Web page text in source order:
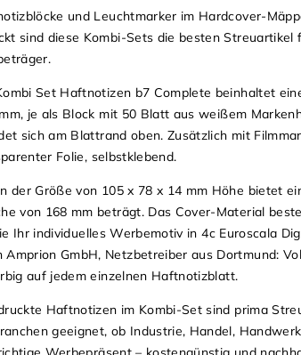
und Leuchtmarker im Hardcover-
sind diese Kombi-Sets die besten
Set Haftnotizen b7 Complete beinhaltet
je als Block mit 50 Blatt aus weißem
sich am Blattrand oben. Zusätzlich mit
Folie, selbstklebend.
der Größe von 105 x 78 x 14 mm Höhe bietet
von 168 mm beträgt. Das Cover-Material
Ihr individuelles Werbemotiv in 4c Euroscala
Amprion GmbH, Netzbetreiber aus Dortmund:
auf jedem einzelnen Haftnotizblatt.
Haftnotizen im Kombi-Set sind prima
geeignet, ob Industrie, Handel,